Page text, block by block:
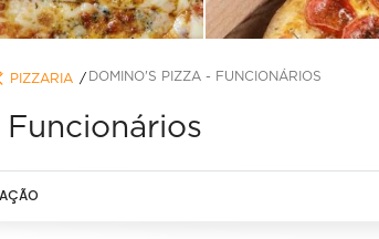
PIZZARIA DOMINO'S PIZZA - FUNCIONÁRIOS